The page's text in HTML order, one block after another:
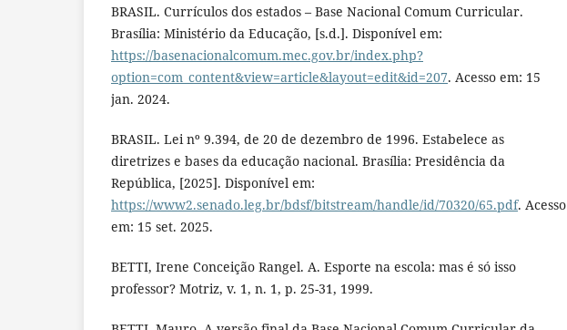
BRASIL. Currículos dos estados – Base Nacional Comum Curricular.
Brasília: Ministério da Educação, [s.d.]. Disponível em:
https://basenacionalcomum.mec.gov.br/index.php?
option=com_content&view=article&layout=edit&id=207. Acesso em: 15
jan. 2024.
BRASIL. Lei nº 9.394, de 20 de dezembro de 1996. Estabelece as
diretrizes e bases da educação nacional. Brasília: Presidência da
República, [2025]. Disponível em:
https://www2.senado.leg.br/bdsf/bitstream/handle/id/70320/65.pdf. Acesso
em: 15 set. 2025.
BETTI, Irene Conceição Rangel. A. Esporte na escola: mas é só isso
professor? Motriz, v. 1, n. 1, p. 25-31, 1999.